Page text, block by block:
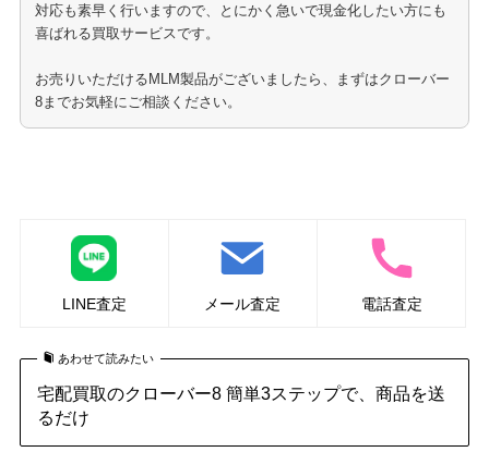
対応も素早く行いますので、とにかく急いで現金化したい方にも
喜ばれる買取サービスです。
お売りいただけるMLM製品がございましたら、まずはクローバー
8までお気軽にご相談ください。
LINE査定 メール査定 電話査定
あわせて読みたい
宅配買取のクローバー8 簡単3ステップで、商品を送
るだけ